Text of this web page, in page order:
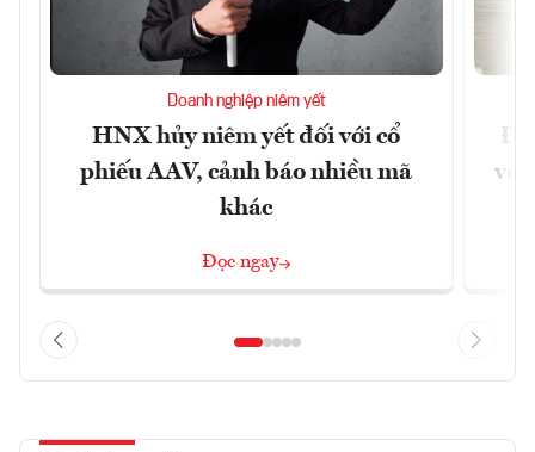
Doanh nghiệp niêm yết
HNX hủy niêm yết đối với cổ
phiếu AAV, cảnh báo nhiều mã
khác
Đọc ngay
Đề
với